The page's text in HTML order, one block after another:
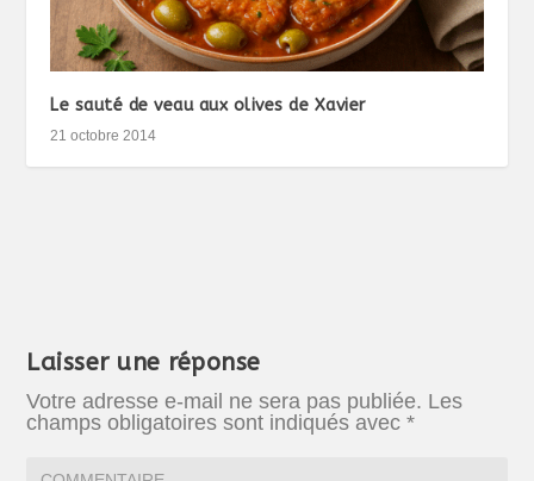
Le sauté de veau aux olives de Xavier
21 octobre 2014
Laisser une réponse
Votre adresse e-mail ne sera pas publiée. Les
champs obligatoires sont indiqués avec*